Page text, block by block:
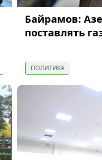
Байрамов:
поставлять
ПОЛИТИКА